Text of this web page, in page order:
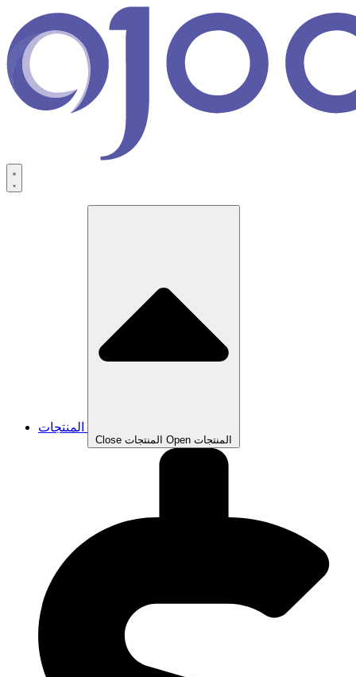
Close المنتجات Open المنتجات